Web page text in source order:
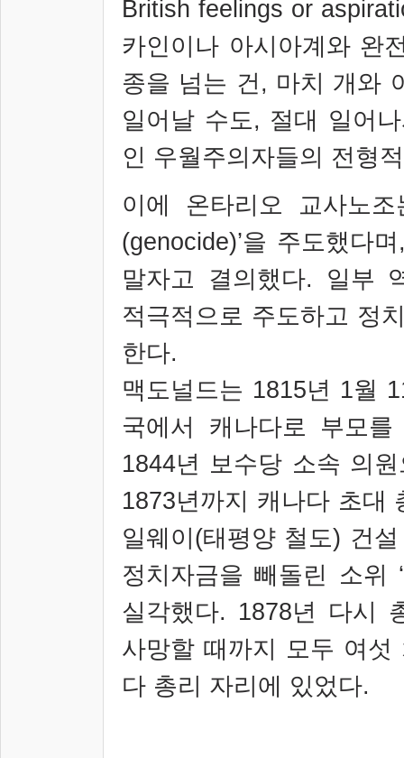
British feelings or
카인이나 아시아계와 완
종을 넘는 건, 마치 개와
일어날 수도, 절대 일어
인 우월주의자들의 전형
이에 온타리오 교사노
(genocide)’을 주도했다며
말자고 결의했다. 일부
적극적으로 주도하고 정
한다.
맥도널드는 1815년 1월
국에서 캐나다로 부모
1844년 보수당 소속 의
1873년까지 캐나다 초대
일웨이(태평양 철도) 건
정치자금을 빼돌린 소위 ‘
실각했다. 1878년 다시
사망할 때까지 모두 여섯
다 총리 자리에 있었다.